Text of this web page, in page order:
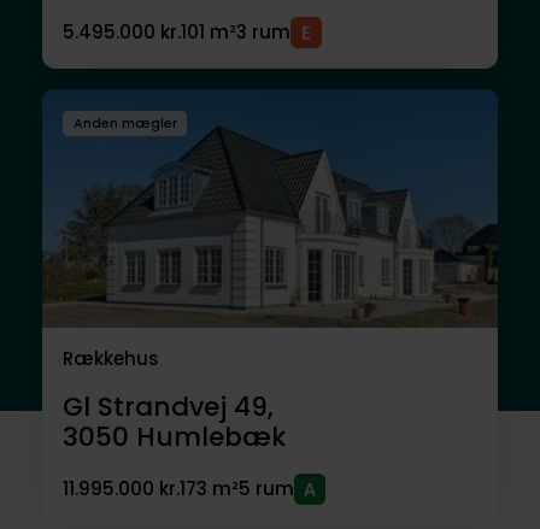
5.495.000 kr.101 m²3 rum
Anden mægler
Rækkehus
Gl Strandvej 49,
3050 Humlebæk
11.995.000 kr.173 m²5 rum